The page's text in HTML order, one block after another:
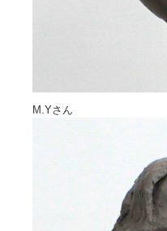
M.Yさん